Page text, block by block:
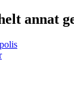
annat